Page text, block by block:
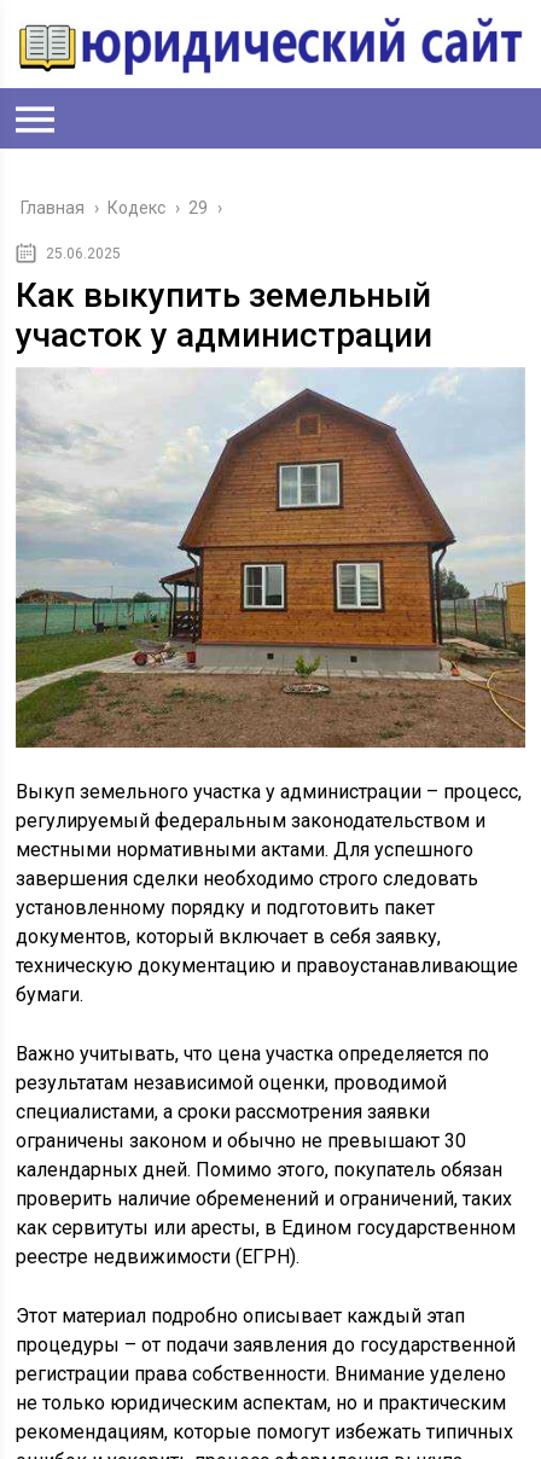
Главная › Кодекс › 29 ›
25.06.2025
Как выкупить земельный
участок у администрации
Выкуп земельного участка у администрации – процесс,
регулируемый федеральным законодательством и
местными нормативными актами. Для успешного
завершения сделки необходимо строго следовать
установленному порядку и подготовить пакет
документов, который включает в себя заявку,
техническую документацию и правоустанавливающие
бумаги.
Важно учитывать, что цена участка определяется по
результатам независимой оценки, проводимой
специалистами, а сроки рассмотрения заявки
ограничены законом и обычно не превышают 30
календарных дней. Помимо этого, покупатель обязан
проверить наличие обременений и ограничений, таких
как сервитуты или аресты, в Едином государственном
реестре недвижимости (ЕГРН).
Этот материал подробно описывает каждый этап
процедуры – от подачи заявления до государственной
регистрации права собственности. Внимание уделено
не только юридическим аспектам, но и практическим
рекомендациям, которые помогут избежать типичных